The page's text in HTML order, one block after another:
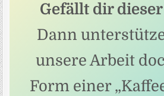
Gefällt dir
Dann
unsere Arbeit
Form einer